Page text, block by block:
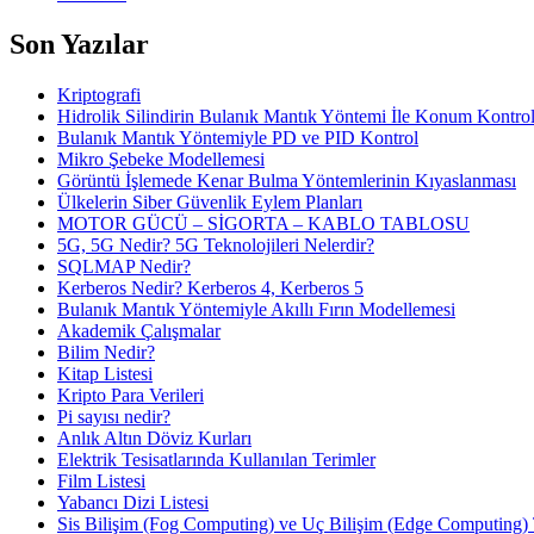
Son Yazılar
Kriptografi
Hidrolik Silindirin Bulanık Mantık Yöntemi İle Konum
Bulanık Mantık Yöntemiyle PD ve PID Kontrol
Mikro Şebeke Modellemesi
Görüntü İşlemede Kenar Bulma Yöntemlerinin Kıyaslanması
Ülkelerin Siber Güvenlik Eylem Planları
MOTOR GÜCÜ – SİGORTA – KABLO TABLOSU
5G, 5G Nedir? 5G Teknolojileri Nelerdir?
SQLMAP Nedir?
Kerberos Nedir? Kerberos 4, Kerberos 5
Bulanık Mantık Yöntemiyle Akıllı Fırın Modellemesi
Akademik Çalışmalar
Bilim Nedir?
Kitap Listesi
Kripto Para Verileri
Pi sayısı nedir?
Anlık Altın Döviz Kurları
Elektrik Tesisatlarında Kullanılan Terimler
Film Listesi
Yabancı Dizi Listesi
Sis Bilişim (Fog Computing) ve Uç Bilişim (Edge Computing)